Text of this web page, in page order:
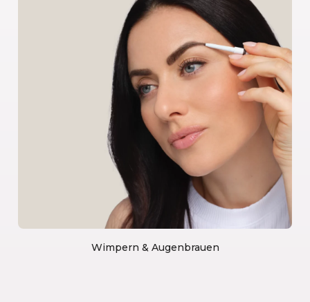
Wimpern & Augenbrauen